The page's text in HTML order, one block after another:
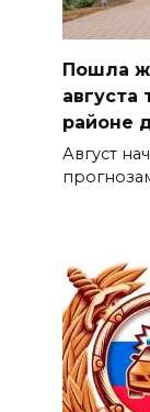
Пошла
районе
Август